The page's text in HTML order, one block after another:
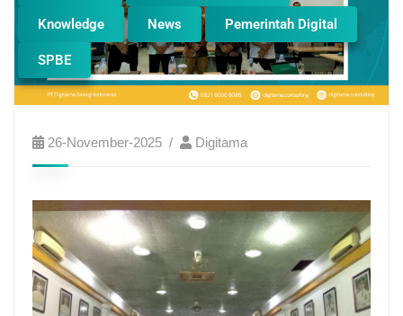
Knowledge News Pemerintah Digital
SPBE
26-November-2025 Digitama